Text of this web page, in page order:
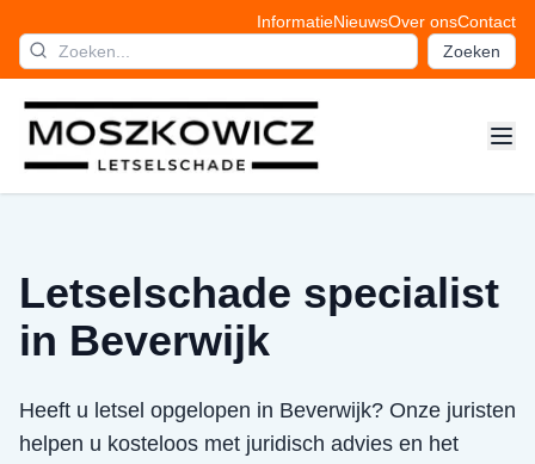
InformatieNieuwsOver onsContact
Zoeken
Letselschade specialist
in Beverwijk
Heeft u letsel opgelopen in Beverwijk? Onze juristen
helpen u kosteloos met juridisch advies en het